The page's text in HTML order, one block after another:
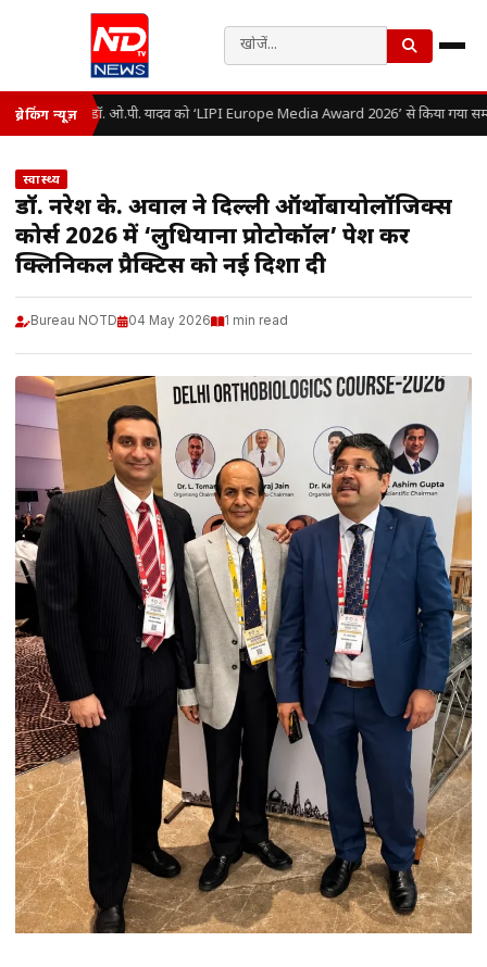
ब्रेकिंग न्यूज़ डॉ. ओ.पी. यादव को ‘LIPI Europe Media Award 2026’ से किया गया
स्वास्थ्य
डॉ. नरेश के. अग्रवाल ने दिल्ली ऑर्थोबायोलॉजिक्स
कोर्स 2026 में ‘लुधियाना प्रोटोकॉल’ पेश कर
क्लिनिकल प्रैक्टिस को नई दिशा दी
Bureau NOTD 04 May 2026 1 min read